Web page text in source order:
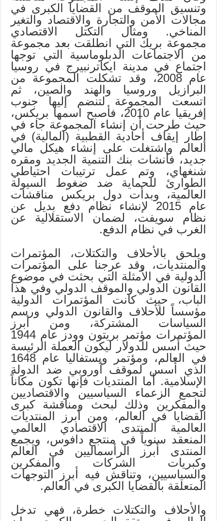
وتنسيق الموقف من القضايا الكبرى في
مجالات الأمن والتجارة والاقتصاد والتغير
المناخي. ومثال التكتل الاقتصادي
مجموعة بريك التي انطلقت بعد مجموعة
من الاجتماعات الدبلوماسية التي توجها
اجتماع في مدينة ايكاترنبيرج في روسيا
عام 2008، وقد تشكلت المجموعة من
البرازيل وروسيا والهند والصين، ثم
اتسعت المجموعة لتنضم إليها جنوب
إفريقيا عام 2010، فأصبح اسمها بريكس،
حيث طرحت أن إنشاء المجموعة جاء في
إطار إيقاف أحادية القطبية (المالية) في
العالم واشتغلت على إنشاء هيكل مالي
جديد، فأنشات بنك التنمية الجديد ومقره
شنغهاي، وتم عمل ترتيبات احتياطي
الطوارئ للحماية ضد ضغوط السيولة
العالمية، وبدأت دول بريكس مناقشات
عام 2015 لإنشاء نظام دفع بديل عن
نظام سويفت، لضمان الاستقلالية عن
الغرب في نظام الدفع.
ويلحق بالأحلاف والتكتلات، المؤتمرات
والمنتديات، وقد عرجنا على المؤتمرات
الدولية في الأمثلة التي بحثت في موضوع
القانون الدولي والموقف الدولي وفي هذا
الباب، حيث كانت المؤتمرات الدولية
مؤسساً للأحلاف والقانون الدولي ورسم
السياسات المشتركة، ومن أبرز
المؤتمرات مؤتمر بريتون وودز عام 1944
حيث أسس للدولار ليكون العملة الرئيسة
في العالم، ومؤتمر ويستفاليا عام 1648
الذي أسس لموقف أوروبي ضد الدولة
الإسلامية. أما المنتديات فإنها تكون مكاناً
لتجمع الزعماء السياسيين والاقتصاديين
والمفكرين وذلك لبحث ومناقشة كبرى
القضايا في العالم، ومن أبرز المنتديات
العالمية المنتدى الاقتصادي العالمي
المنعقد سنوياً في منتجع دافوس، ويجمع
المنتدى أبرز الرأسماليين في العالم
وكبريات الشركات والمفكرين
والسياسيين، وتناقش فيه أبرز التوجهات
المتعلقة بالقضايا الكبرى في العالم.
والأحلاف والتكتلات خطرة، فهي تدخل